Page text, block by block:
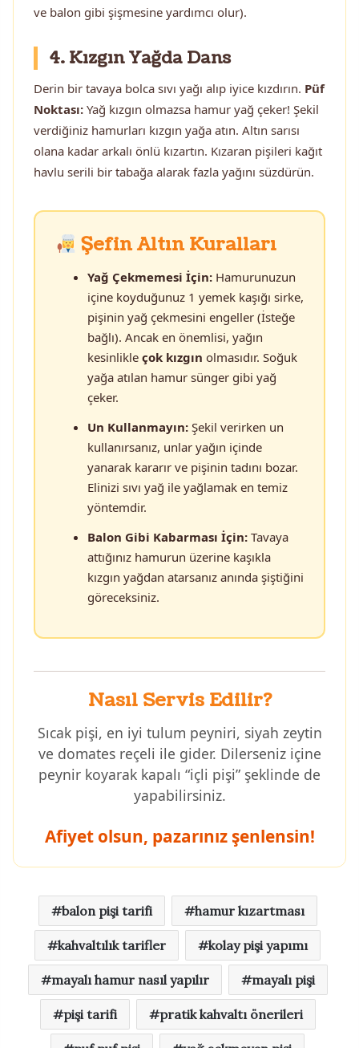
ve balon gibi şişmesine yardımcı olur).
4. Kızgın Yağda Dans
Derin bir tavaya bolca sıvı yağı alıp iyice kızdırın. Püf
Noktası: Yağ kızgın olmazsa hamur yağ çeker! Şekil
verdiğiniz hamurları kızgın yağa atın. Altın sarısı
olana kadar arkalı önlü kızartın. Kızaran pişileri kağıt
havlu serili bir tabağa alarak fazla yağını süzdürün.
Şefin Altın Kuralları
Yağ Çekmemesi İçin: Hamurunuzun
içine koyduğunuz 1 yemek kaşığı sirke,
pişinin yağ çekmesini engeller (İsteğe
bağlı). Ancak en önemlisi, yağın
kesinlikle çok kızgın olmasıdır. Soğuk
yağa atılan hamur sünger gibi yağ
çeker.
Un Kullanmayın: Şekil verirken un
kullanırsanız, unlar yağın içinde
yanarak kararır ve pişinin tadını bozar.
Elinizi sıvı yağ ile yağlamak en temiz
yöntemdir.
Balon Gibi Kabarması İçin: Tavaya
attığınız hamurun üzerine kaşıkla
kızgın yağdan atarsanız anında şiştiğini
göreceksiniz.
Nasıl Servis Edilir?
Sıcak pişi, en iyi tulum peyniri, siyah zeytin
ve domates reçeli ile gider. Dilerseniz içine
peynir koyarak kapalı “içli pişi” şeklinde de
yapabilirsiniz.
Afiyet olsun, pazarınız şenlensin!
balon pişi tarifi hamur kızartması
kahvaltılık tarifler kolay pişi yapımı
mayalı hamur nasıl yapılır mayalı pişi
pişi tarifi pratik kahvaltı önerileri